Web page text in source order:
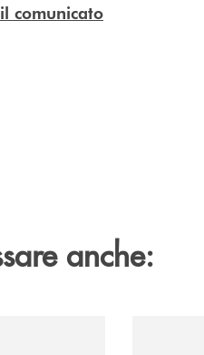
comunicato
anche: